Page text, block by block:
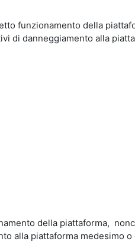
funzionamento della
danneggiamento alla
della piattaforma,
alla piattaforma medesimo